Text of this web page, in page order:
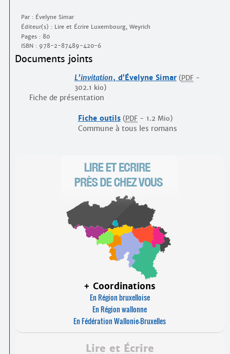
Par : Évelyne Simar
Éditeur(s) : Lire et Écrire Luxembourg, Weyrich
Pages : 80
ISBN : 978-2-87489-420-6
Documents joints
L’invitation, d’Évelyne Simar ( PDF-
302.1 kio)
Fiche de présentation
Fiche outils ( PDF- 1.2 Mio)
Commune à tous les romans
+ Coordinations
En Région bruxelloise
En Région wallonne
En Fédération Wallonie-Bruxelles
Lire et Écrire